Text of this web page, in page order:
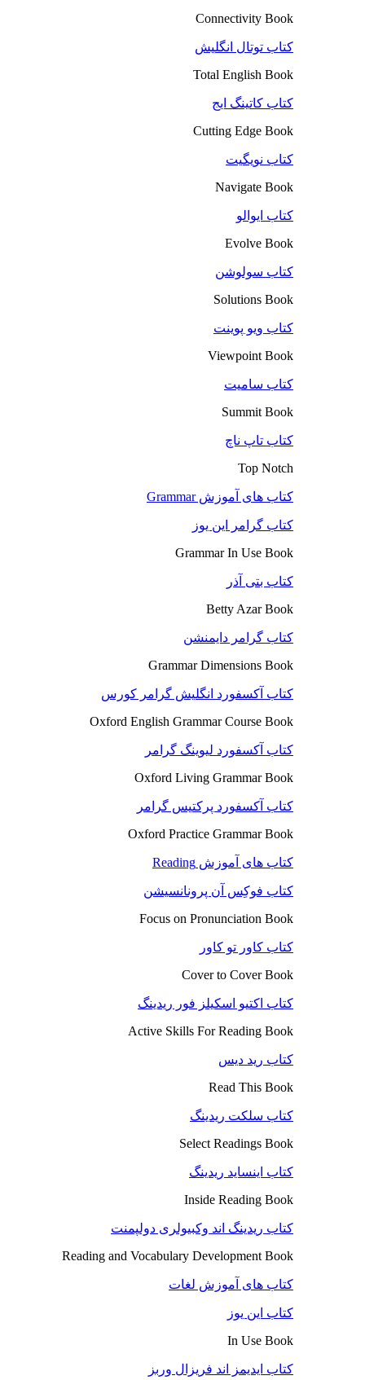
Connectivity Book
کتاب توتال انگلیش
Total English Book
کتاب کاتینگ ایج
Cutting Edge Book
کتاب نویگیت
Navigate Book
کتاب ایوالو
Evolve Book
کتاب سولوشن
Solutions Book
کتاب ویو پوینت
Viewpoint Book
کتاب سامیت
Summit Book
کتاب تاپ ناچ
Top Notch
کتاب های آموزش Grammar
کتاب گرامر این یوز
Grammar In Use Book
کتاب بتی آذر
Betty Azar Book
کتاب گرامر دایمنشن
Grammar Dimensions Book
کتاب آکسفورد انگلیش گرامر کورس
Oxford English Grammar Course Book
کتاب آکسفورد لیوینگ گرامر
Oxford Living Grammar Book
کتاب آکسفورد پرکتیس گرامر
Oxford Practice Grammar Book
کتاب های آموزش Reading
کتاب فوکِس آن پرونانسیشن
Focus on Pronunciation Book
کتاب کاور تو کاور
Cover to Cover Book
کتاب اکتیو اسکیلز فور ریدینگ
Active Skills For Reading Book
کتاب رید دیس
Read This Book
کتاب سلکت ریدینگ
Select Readings Book
کتاب اینساید ریدینگ
Inside Reading Book
کتاب ریدینگ اند وکبیولری دولپمنت
Reading and Vocabulary Development Book
کتاب های آموزش لغات
کتاب این یوز
In Use Book
کتاب ایدیمز اند فریزال وربز